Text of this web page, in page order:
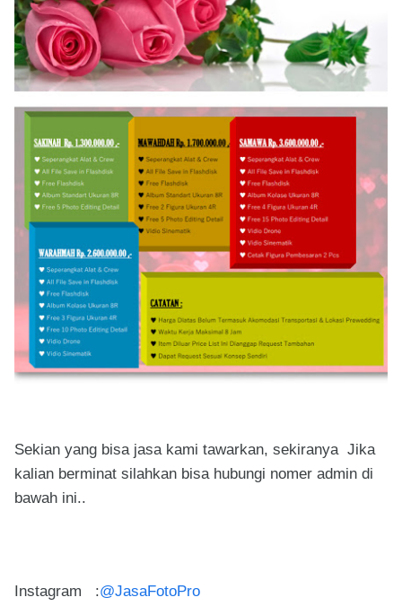
Sekian yang bisa jasa kami tawarkan, sekiranya Jika
kalian berminat silahkan bisa hubungi nomer admin di
bawah ini..
Instagram :@JasaFotoPro